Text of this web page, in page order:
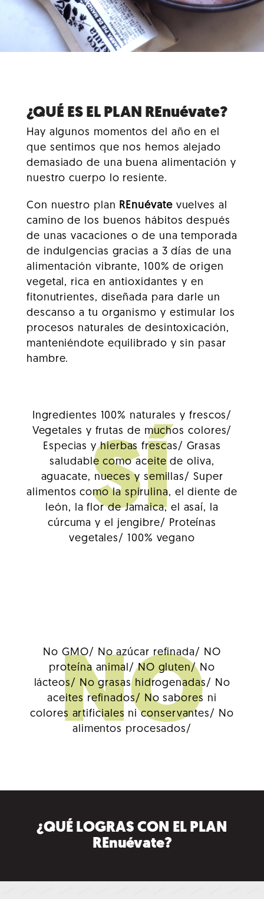
¿QUÉ ES EL PLAN REnuévate?
Hay algunos momentos del año en el
que sentimos que nos hemos alejado
demasiado de una buena alimentación y
nuestro cuerpo lo resiente.
Con nuestro plan REnuévatevuelves al
camino de los buenos hábitos después
de unas vacaciones o de una temporada
de indulgencias gracias a 3 días de una
alimentación vibrante, 100% de origen
vegetal, rica en antioxidantes y en
fitonutrientes, diseñada para darle un
descanso a tu organismo y estimular los
procesos naturales de desintoxicación,
manteniéndote equilibrado y sin pasar
hambre.
SÍ
Ingredientes 100% naturales y frescos/
Vegetales y frutas de muchos colores/
Especias y hierbas frescas/ Grasas
saludable como aceite de oliva,
aguacate, nueces y semillas/ Super
alimentos como la spirulina, el diente de
león, la flor de Jamaica, el asaí, la
cúrcuma y el jengibre/ Proteínas
vegetales/ 100% vegano
NO
No GMO/ No azúcar refinada/ NO
proteína animal/ NO gluten/No
lácteos/ No grasas hidrogenadas/ No
aceites refinados/ No sabores ni
colores artificiales ni conservantes/ No
alimentos procesados/
¿QUÉ LOGRAS CON EL PLAN
REnuévate?